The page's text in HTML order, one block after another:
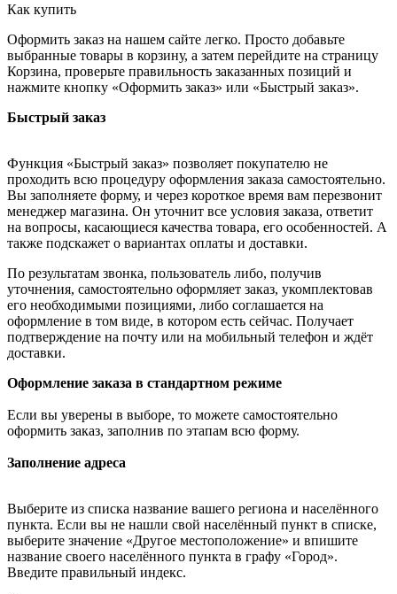
Как купить
Оформить заказ на нашем сайте легко. Просто добавьте
выбранные товары в корзину, а затем перейдите на страницу
Корзина, проверьте правильность заказанных позиций и
нажмите кнопку «Оформить заказ» или «Быстрый заказ».
Быстрый заказ
Функция «Быстрый заказ» позволяет покупателю не
проходить всю процедуру оформления заказа самостоятельно.
Вы заполняете форму, и через короткое время вам перезвонит
менеджер магазина. Он уточнит все условия заказа, ответит
на вопросы, касающиеся качества товара, его особенностей. А
также подскажет о вариантах оплаты и доставки.
По результатам звонка, пользователь либо, получив
уточнения, самостоятельно оформляет заказ, укомплектовав
его необходимыми позициями, либо соглашается на
оформление в том виде, в котором есть сейчас. Получает
подтверждение на почту или на мобильный телефон и ждёт
доставки.
Оформление заказа в стандартном режиме
Если вы уверены в выборе, то можете самостоятельно
оформить заказ, заполнив по этапам всю форму.
Заполнение адреса
Выберите из списка название вашего региона и населённого
пункта. Если вы не нашли свой населённый пункт в списке,
выберите значение «Другое местоположение» и впишите
название своего населённого пункта в графу «Город».
Введите правильный индекс.